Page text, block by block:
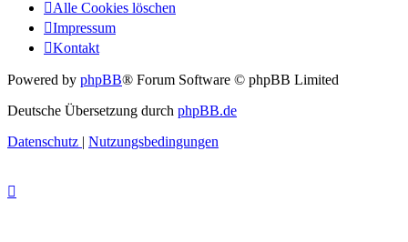
Alle Cookies löschen
Impressum
Kontakt
Powered by phpBB® Forum Software © phpBB Limited
Deutsche Übersetzung durch phpBB.de
Datenschutz | Nutzungsbedingungen